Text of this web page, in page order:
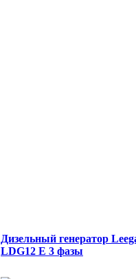
Дизельный генератор
LDG12 E 3 фазы